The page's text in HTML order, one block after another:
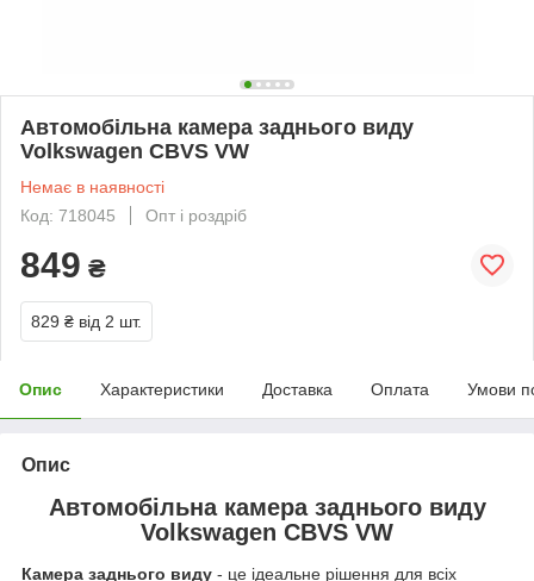
Автомобільна камера заднього виду
Volkswagen CBVS VW
Немає в наявності
Код: 718045
Опт і роздріб
849 ₴
829 ₴ від 2 шт.
Опис Характеристики Доставка Оплата Умови
Опис
Автомобільна камера заднього виду
Volkswagen CBVS VW
Камера заднього виду - це ідеальне рішення для всіх